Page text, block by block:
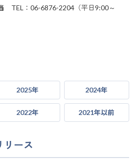
TEL：06-6876-2204（平日9:00～
2025年 2024年
2022年 2021年以前
リース